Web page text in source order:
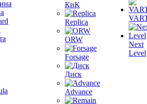
КиК
Replica
ORW
Forsage
Диск
Advance
Next
Level